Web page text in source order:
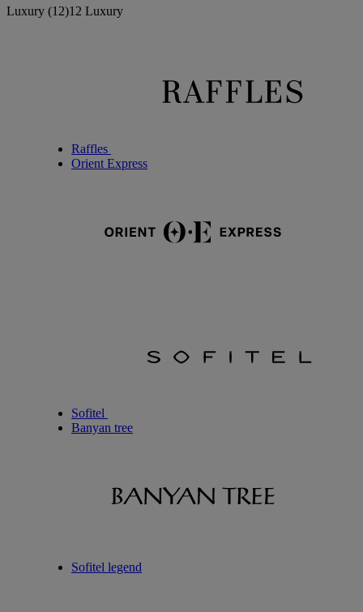
Luxury (12)12 Luxury
Raffles
Orient Express
Sofitel
Banyan tree
Sofitel legend